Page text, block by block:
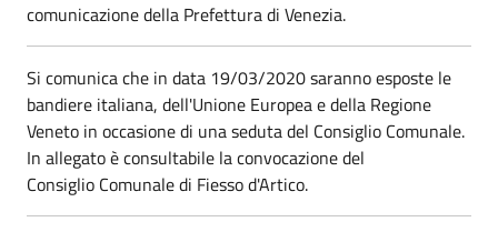
comunicazione della Prefettura di Venezia.
Si comunica che in data 19/03/2020 saranno esposte le
bandiere italiana, dell'Unione Europea e della Regione
Veneto in occasione di una seduta del Consiglio Comunale.
In allegato è consultabile la convocazione del
Consiglio Comunale di Fiesso d'Artico.